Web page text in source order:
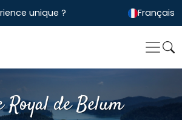
unique ? Français
Royal de Belum